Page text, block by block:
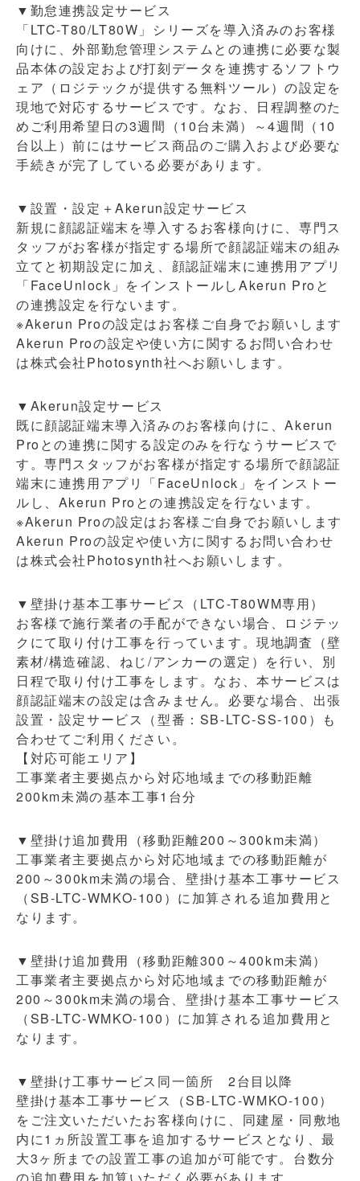
▼勤怠連携設定サービス
「LTC-T80/LT80W」シリーズを導入済みのお客様
向けに、外部勤怠管理システムとの連携に必要な製
品本体の設定および打刻データを連携するソフトウ
ェア（ロジテックが提供する無料ツール）の設定を
現地で対応するサービスです。なお、日程調整のた
めご利用希望日の3週間（10台未満）～4週間（10
台以上）前にはサービス商品のご購入および必要な
手続きが完了している必要があります。
▼設置・設定＋Akerun設定サービス
新規に顔認証端末を導入するお客様向けに、専門ス
タッフがお客様が指定する場所で顔認証端末の組み
立てと初期設定に加え、顔認証端末に連携用アプリ
「FaceUnlock」をインストールしAkerun Proと
の連携設定を行ないます。
※Akerun Proの設定はお客様ご自身でお願いします
Akerun Proの設定や使い方に関するお問い合わせ
は株式会社Photosynth社へお願いします。
▼Akerun設定サービス
既に顔認証端末導入済みのお客様向けに、Akerun
Proとの連携に関する設定のみを行なうサービスで
す。専門スタッフがお客様が指定する場所で顔認証
端末に連携用アプリ「FaceUnlock」をインストー
ルし、Akerun Proとの連携設定を行ないます。
※Akerun Proの設定はお客様ご自身でお願いします
Akerun Proの設定や使い方に関するお問い合わせ
は株式会社Photosynth社へお願いします。
▼壁掛け基本工事サービス（LTC-T80WM専用）
お客様で施行業者の手配ができない場合、ロジテッ
クにて取り付け工事を行っています。現地調査（壁
素材/構造確認、ねじ/アンカーの選定）を行い、別
日程で取り付け工事をします。なお、本サービスは
顔認証端末の設定は含みません。必要な場合、出張
設置・設定サービス（型番：SB-LTC-SS-100）も
合わせてご利用ください。
【対応可能エリア】
工事業者主要拠点から対応地域までの移動距離
200km未満の基本工事1台分
▼壁掛け追加費用（移動距離200～300km未満）
工事業者主要拠点から対応地域までの移動距離が
200～300km未満の場合、壁掛け基本工事サービス
（SB-LTC-WMKO-100）に加算される追加費用と
なります。
▼壁掛け追加費用（移動距離300～400km未満）
工事業者主要拠点から対応地域までの移動距離が
200～300km未満の場合、壁掛け基本工事サービス
（SB-LTC-WMKO-100）に加算される追加費用と
なります。
▼壁掛け工事サービス同一箇所 2台目以降
壁掛け基本工事サービス（SB-LTC-WMKO-100）
をご注文いただいたお客様向けに、同建屋・同敷地
内に1ヵ所設置工事を追加するサービスとなり、最
大3ヶ所までの設置工事の追加が可能です。台数分